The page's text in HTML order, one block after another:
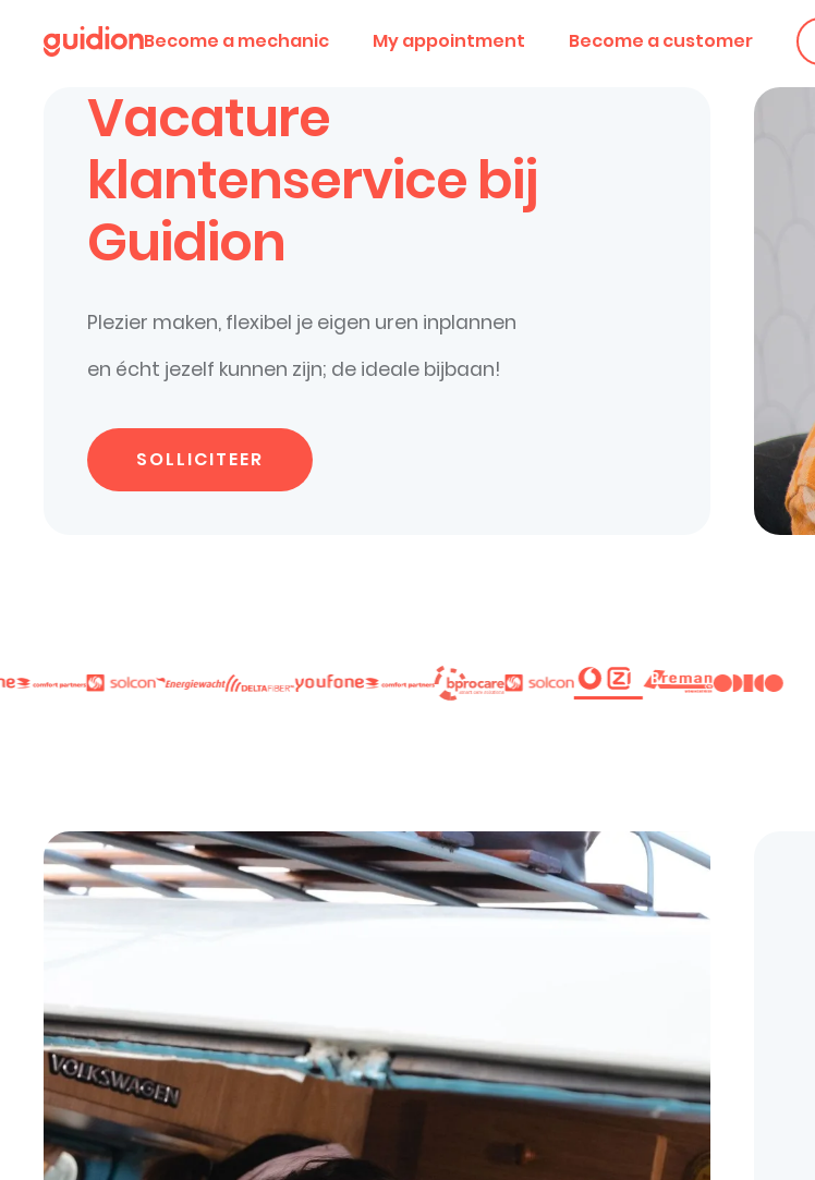
Become a mechanic My appointment Become a customer
Vacature
klantenservice bij
Guidion
Plezier maken, flexibel je eigen uren inplannen
en écht jezelf kunnen zijn; de ideale bijbaan!
SOLLICITEER